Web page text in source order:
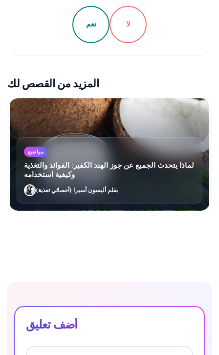
نعم لا
المزيد من القصص لك
مواضيع
لماذا يتحدث الجميع عن جوز الهند الكفير: الفوائد والتغذية
وكيفية استخدامه
بقلم أليسون أسيرا (أخصائي تغذية)
أضف تعليق